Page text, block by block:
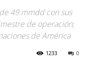
49 mmdd con sus
de operación;
de América
0
1233